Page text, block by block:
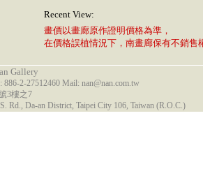
Recent View:
畫價以畫廊原作證明價格為準，
在價格誤植情況下，南畫廊保有不銷售
Gallery
2-27512460 Mail: nan@nan.com.tw
3樓之7
Rd., Da-an District, Taipei City 106, Taiwan (R.O.C.)